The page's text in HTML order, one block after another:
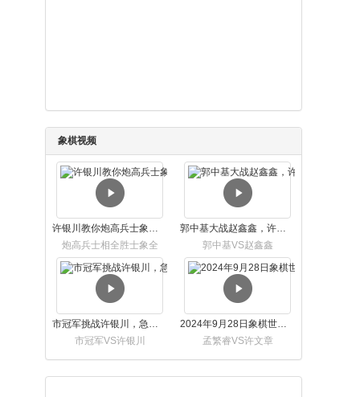
象棋视频
许银川教你炮高兵士象全如何赢士象全，简单四步即可
炮高兵士相全胜士象全
郭中基大战赵鑫鑫，许银川激情讲解
郭中基VS赵鑫鑫
市冠军挑战许银川，急进中兵变化真激烈！
市冠军VS许银川
2024年9月28日象棋世界栏目，刘君、蒋川讲解了第九届杨官璘杯象棋公开赛孟繁睿与许文章的对局
孟繁睿VS许文章